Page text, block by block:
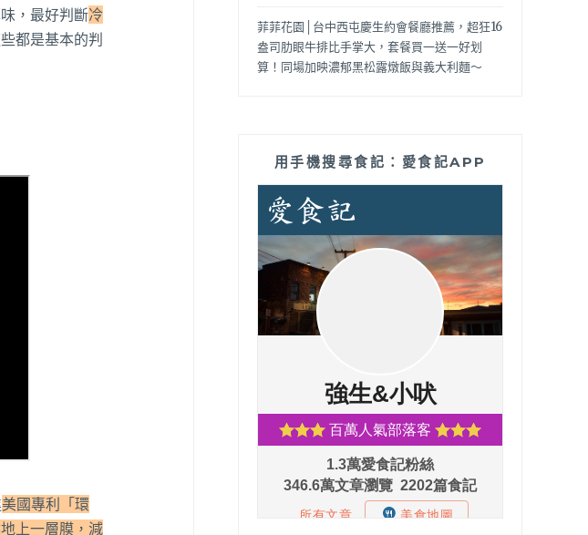
，最好判斷冷
都是基本的判
美國專利「環
上一層膜，減
菲菲花園│台中西屯慶生約會餐廳推薦，超狂16
盎司肋眼牛排比手掌大，套餐買一送一好划
算！同場加映濃郁黑松露燉飯與義大利麵～
用手機搜尋食記：愛食記APP